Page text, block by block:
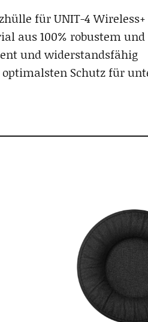
für UNIT-4
aus 100% robustem
und widerstandsfähig
Schutz für